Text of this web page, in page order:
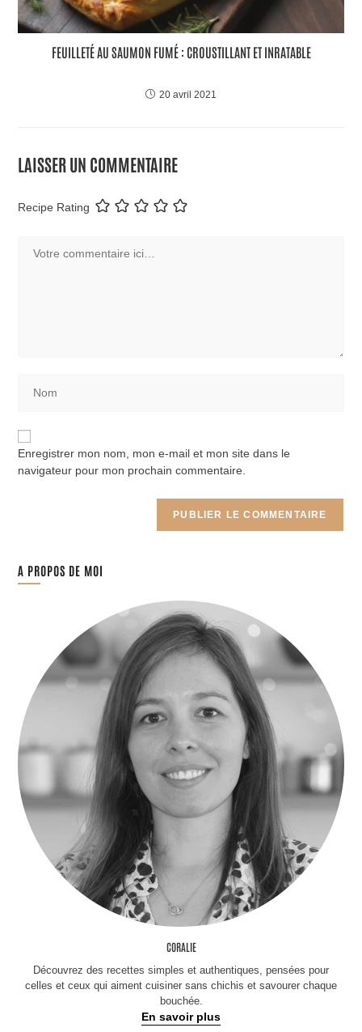
FEUILLETÉ AU SAUMON FUMÉ : CROUSTILLANT ET INRATABLE
20 avril 2021
LAISSER UN COMMENTAIRE
Recipe Rating
Enregistrer mon nom, mon e-mail et mon site dans le
navigateur pour mon prochain commentaire.
A PROPOS DE MOI
CORALIE
Découvrez des recettes simples et authentiques, pensées pour
celles et ceux qui aiment cuisiner sans chichis et savourer chaque
bouchée.
En savoir plus